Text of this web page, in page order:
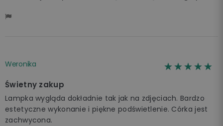
Weronika ☆☆☆☆☆
★★★★★
Świetny zakup
Lampka wygląda dokładnie tak jak na zdjęciach. Bardzo
estetyczne wykonanie i piękne podświetlenie. Córka jest
zachwycona.